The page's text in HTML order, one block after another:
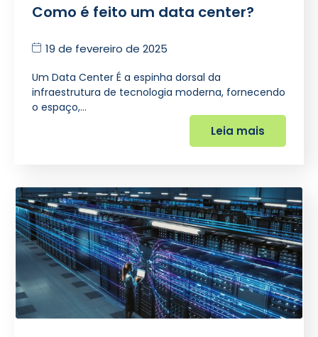
Como é feito um data center?
19 de fevereiro de 2025
Um Data Center É a espinha dorsal da
infraestrutura de tecnologia moderna, fornecendo
o espaço,…
Leia mais